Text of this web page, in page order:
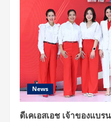
News
ดีเคเอสเอช เจ้าของแบ